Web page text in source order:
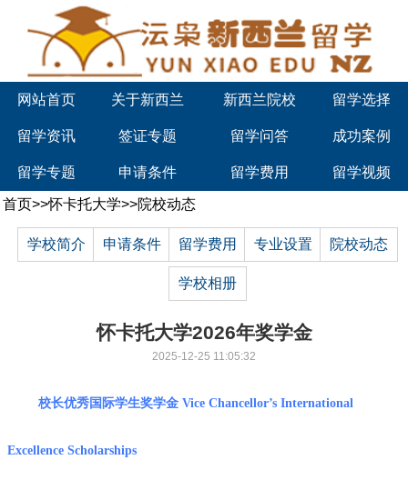
网站首页 关于新西兰 新西兰院校 留学选择
留学资讯 签证专题 留学问答 成功案例
留学专题 申请条件 留学费用 留学视频
首页>>怀卡托大学>>院校动态
学校简介 申请条件 留学费用 专业设置 院校动态
学校相册
怀卡托大学2026年奖学金
2025-12-25 11:05:32
校长优秀国际学生奖学金 Vice Chancellor’s International
Excellence Scholarships